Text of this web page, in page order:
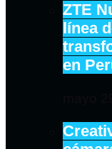
ZTE
línea
en